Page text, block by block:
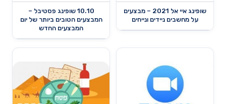
שופינג איי אל 2021 – מבצעים
על מחשבים ניידים ונייחים
10.10 שופינג פסטיבל –
המבצעים הטובים ביותר של יום
המבצעים החדש